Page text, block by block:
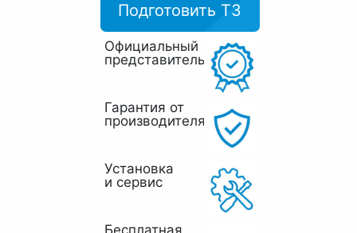
Подготовить ТЗ
Официальный
представитель
Гарантия от
производителя
Установка
и сервис
Бесплатная